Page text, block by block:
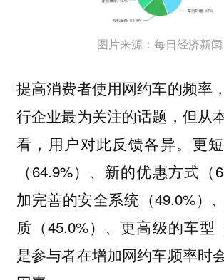
图片来源：每日经济新闻
提高消费者使用网约车的频率
行企业最为关注的话题，但从
看，用户对此反馈各异。更
（64.9%）、新的优惠方式（
加完善的安全系统（49.0%）
质（45.0%）、更高级的车型
是参与者在增加网约车频率时